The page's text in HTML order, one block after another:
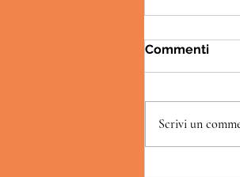
Commenti
Scrivi un